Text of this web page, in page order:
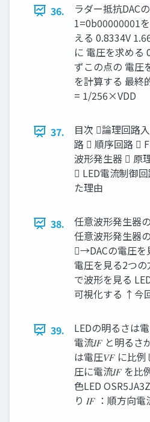
36.
ラダー抵抗DAC
1=0b00000001
える 0.8334V
に 電圧を求める
ずこの点の 電圧
を計算する 最終
= 1/256×VDD
37.
目次 論理回路
路  順序回路 
波形発生器  原
 LED電流制御
た理由
38.
任意波形発生器
任意波形発生器
→DACの電圧を
電圧を見る2つ
で波形を見る
可視化する ↑今
39.
LEDの明るさは
電流𝐼𝐹 と明るさ
は電圧𝑉𝐹 に比例
圧に電流𝐼𝐹 を比
色LED
り 𝐼𝐹 ：順方向